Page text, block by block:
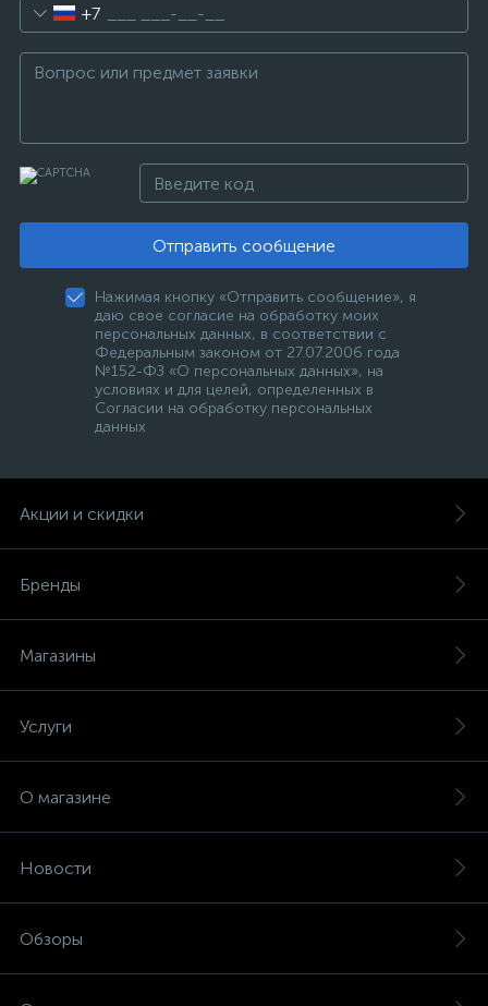
+7
Отправить сообщение
Нажимая кнопку «Отправить сообщение», я
даю свое согласие на обработку моих
персональных данных, в соответствии с
Федеральным законом от 27.07.2006 года
№152-ФЗ «О персональных данных», на
условиях и для целей, определенных в
Согласии на обработку персональных
данных
Акции и скидки
Бренды
Магазины
Услуги
О магазине
Новости
Обзоры